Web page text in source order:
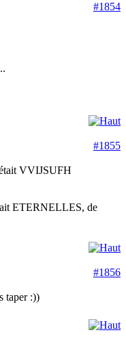
#1854
#1855
VVIJSUFH
ETERNELLES, de
#1856
taper :))